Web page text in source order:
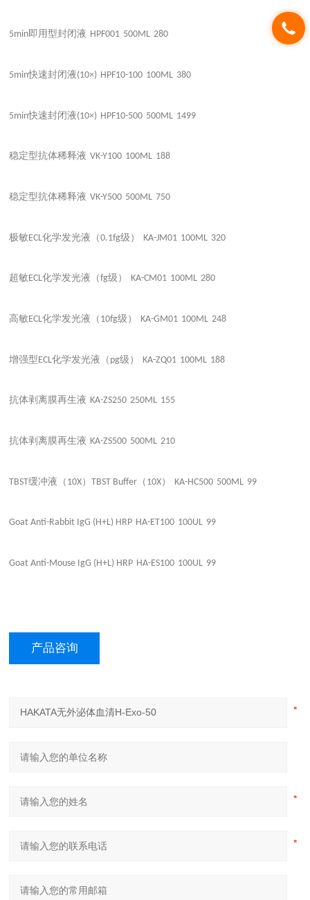
5min即用型封闭液 HPF001 500ML 280
5min快速封闭液(10×) HPF10-100 100ML 380
5min快速封闭液(10×) HPF10-500 500ML 1499
稳定型抗体稀释液 VK-Y100 100ML 188
稳定型抗体稀释液 VK-Y500 500ML 750
极敏ECL化学发光液（0.1fg级） KA-JM01 100ML 320
超敏ECL化学发光液（fg级） KA-CM01 100ML 280
高敏 ECL化学发光液（ 10fg级） KA-GM01 100ML 248
增强型ECL化学发光液（ pg级） KA-ZQ01 100ML 188
抗体剥离膜再生液 KA-ZS250 250ML 155
抗体剥离膜再生液 KA-ZS500 500ML 210
TBST缓冲液（ 10X）TBST Buffer （ 10X） KA-HC500 500ML 99
Goat Anti-Rabbit IgG (H+L) HRP HA-ET100 100UL 99
Goat Anti-Mouse IgG (H+L) HRP HA-ES100 100UL 99
产品咨询